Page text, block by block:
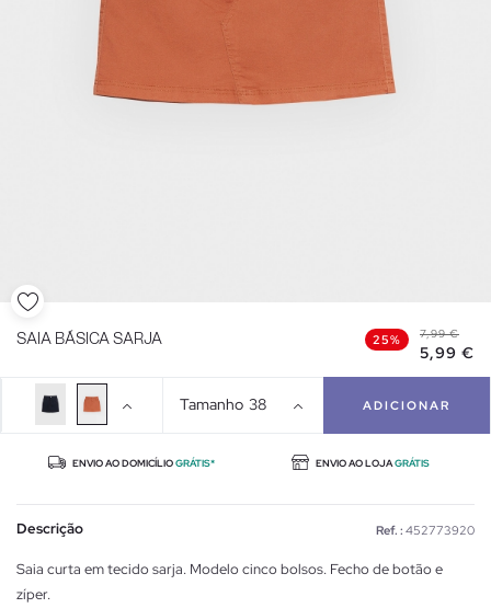
SAIA BÁSICA SARJA 25% 7,99 €
5,99 €
Tamanho 38 ADICIONAR
ENVIO AO DOMICÍLIOGRÁTIS* ENVIO AO LOJAGRÁTIS
Descrição Ref. : 452773920
Saia curta em tecido sarja. Modelo cinco bolsos. Fecho de botão e
zíper.